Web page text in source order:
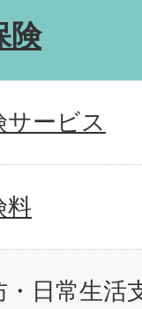
険
サービス
料
・日常生活